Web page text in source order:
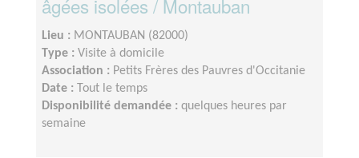
âgées isolées / Montauban
Lieu : MONTAUBAN (82000)
Type : Visite à domicile
Association : Petits Frères des Pauvres d'Occitanie
Date :
Tout le temps
Disponibilité demandée : quelques heures par
semaine